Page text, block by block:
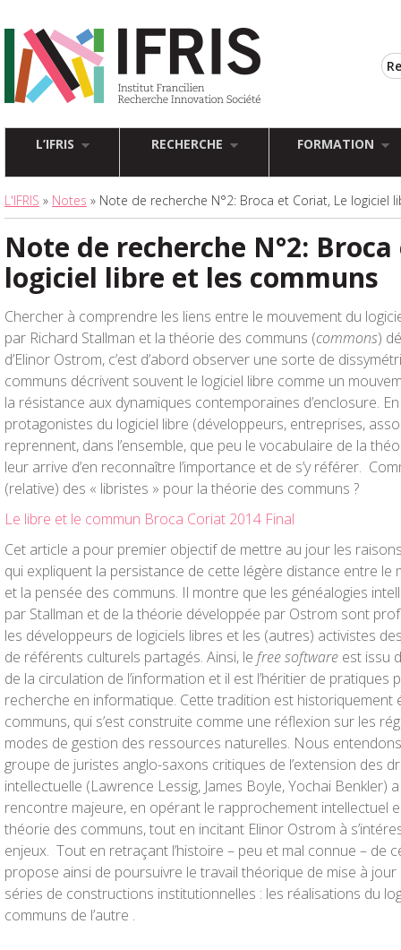
L’IFRIS RECHERCHE FORMATION
L'IFRIS » Notes » Note de recherche N°2: Broca et Coriat, Le logiciel
Note de recherche N°2:
logiciel libre et les communs
Chercher à comprendre les liens entre le mouvement du
par Richard Stallman et la théorie des communs (commons)
d’Elinor Ostrom, c’est d’abord observer une sorte de
communs décrivent souvent le logiciel libre comme un
la résistance aux dynamiques contemporaines d’enclosure.
protagonistes du logiciel libre (développeurs, entreprises,
reprennent, dans l’ensemble, que peu le vocabulaire de la
leur arrive d’en reconnaître l’importance et de s’y référer.
(relative) des « libristes » pour la théorie des communs ?
Le libre et le commun Broca Coriat 2014 Final
Cet article a pour premier objectif de mettre au jour les
qui expliquent la persistance de cette légère distance entre le
et la pensée des communs. Il montre que les généalogies
par Stallman et de la théorie développée par Ostrom sont
les développeurs de logiciels libres et les (autres) activistes
de référents culturels partagés. Ainsi, le free software est issu
de la circulation de l’information et il est l’héritier de pratiques
recherche en informatique. Cette tradition est historiquement
communs, qui s’est construite comme une réflexion sur les
modes de gestion des ressources naturelles. Nous
groupe de juristes anglo-saxons critiques de l’extension des
intellectuelle (Lawrence Lessig, James Boyle, Yochai Benkler)
rencontre majeure, en opérant le rapprochement intellectuel
théorie des communs, tout en incitant Elinor Ostrom à
enjeux. Tout en retraçant l’histoire – peu et mal connue – de
propose ainsi de poursuivre le travail théorique de mise à
séries de constructions institutionnelles : les réalisations du
communs de l’autre .